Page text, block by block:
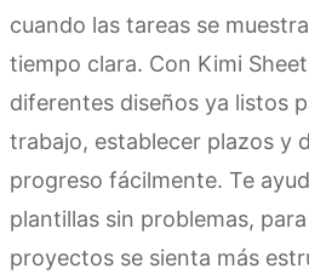
cuando las tareas se
tiempo clara. Con Kimi
diferentes diseños ya listos
trabajo, establecer plazos y
progreso fácilmente. Te
plantillas sin problemas,
proyectos se sienta más